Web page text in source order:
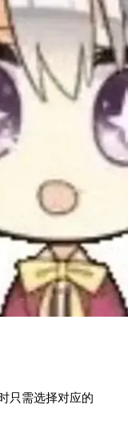
只需选择对应的